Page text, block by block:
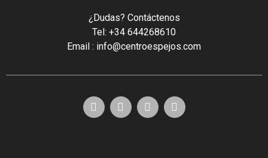
¿Dudas? Contáctenos
Tel: +34 644268610
Email : info@centroespejos.com